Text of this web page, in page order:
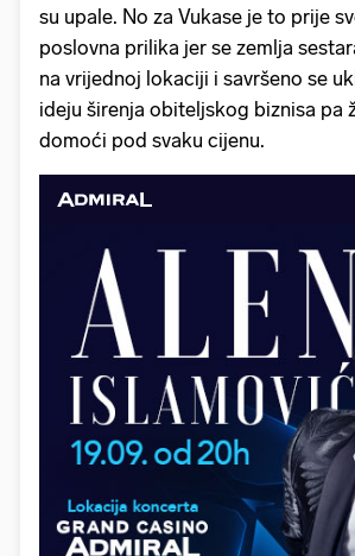
su upale. No za Vukase je to prije
poslovna prilika jer se zemlja
na vrijednoj lokaciji i savršeno se
ideju širenja obiteljskog biznisa pa
domoći pod svaku cijenu.